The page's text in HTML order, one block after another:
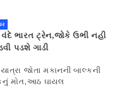
ભારત ટ્રેન,જોકે ઉભી નહી
પડશે ગાડી